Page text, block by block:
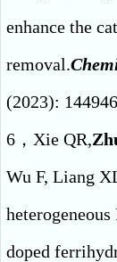
enhance the
removal.
(2023):
6，Xie QR,
Wu F, Liang
doped